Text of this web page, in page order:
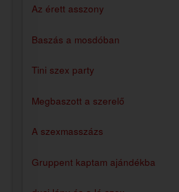
Az érett asszony
Baszás a mosdóban
Tini szex party
Megbaszott a szerelő
A szexmasszázs
Gruppent kaptam ajándékba